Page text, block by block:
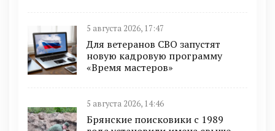
5 августа 2026, 17:47
Для ветеранов СВО запустят
новую кадровую программу
«Время мастеров»
5 августа 2026, 14:46
Брянские поисковики с 1989